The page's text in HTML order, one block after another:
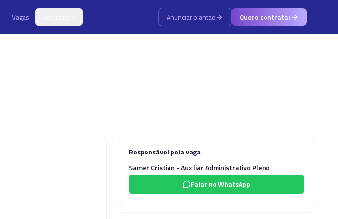
Vagas Anunciar plantão Quero contratar
Responsável pela vaga
Samer Cristian - Auxiliar Administrativo Pleno
Falar no WhatsApp